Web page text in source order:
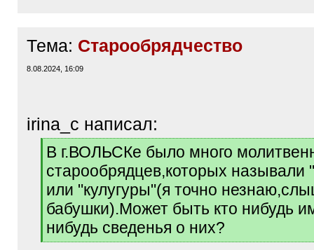
Тема: Старообрядчество
8.08.2024, 16:09
irina_c написал:
[
q
]
В г.ВОЛЬСКе было много
старообрядцев,которых называли
или "кулугуры"(я точно
бабушки).Может быть кто нибудь
нибудь сведенья о них?
[